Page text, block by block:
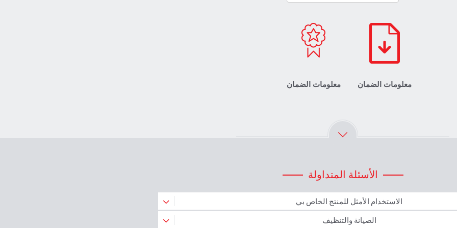
معلومات الضمان معلومات الضمان
الأسئلة المتداولة
الاستخدام الأمثل للمنتج الخاص بي
استخدام الجهاز الخاص بي للمرة الأولى؟
الصيانة والتنظيف